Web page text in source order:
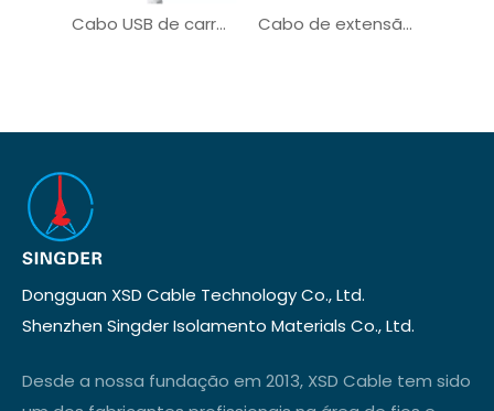
Cabo USB de carregamento de sincronização de dados Cabo micro USB OEM de fábrica Cabo de extensão USB personalizado para disco rígido de câmera industrial
Dongguan XSD Cable Technology Co., Ltd.
Shenzhen Singder Isolamento Materials Co., Ltd.
Desde a nossa fundação em 2013, XSD Cable tem sido